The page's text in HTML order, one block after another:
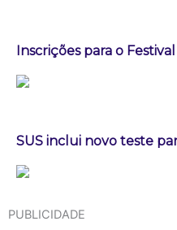
Inscrições para o
SUS inclui novo teste
PUBLICIDADE